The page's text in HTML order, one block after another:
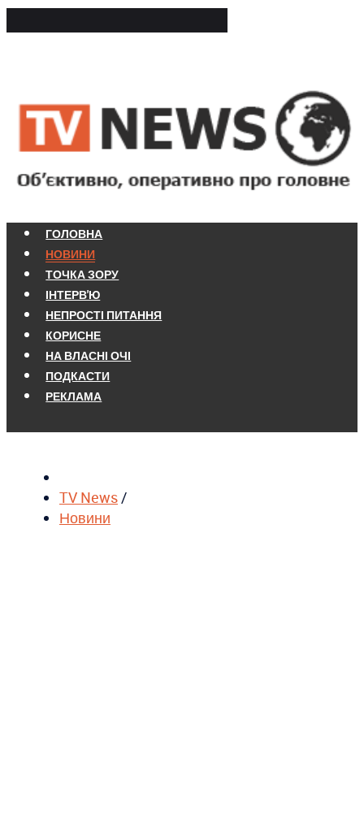
ГОЛОВНА
НОВИНИ
ТОЧКА ЗОРУ
ІНТЕРВ'Ю
НЕПРОСТІ ПИТАННЯ
КОРИСНЕ
НА ВЛАСНІ ОЧІ
ПОДКАСТИ
РЕКЛАМА
TV News/
Новини